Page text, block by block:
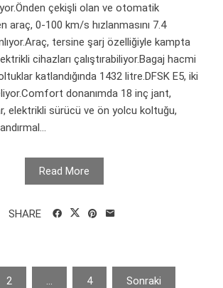
çekişli olan ve otomatik
araç, 0-100 km/s hızlanmasını 7.4
tersine şarj özelliğiyle kampta
cihazları çalıştırabiliyor.Bagaj hacmi
katlandığında 1432 litre.DFSK E5, iki
donanımda 18 inç jant,
elektrikli sürücü ve ön yolcu koltuğu,
Read More
SHARE
2 … 4 Sonraki